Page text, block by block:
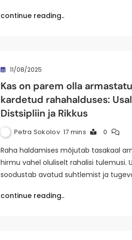
continue reading..
11/08/2025
Kas on parem olla
kardetud rahahalduses:
Distsipliin ja Rikkus
Petra Sokolov 17 mins 0
Raha haldamises mõjutab tasakaal
hirmu vahel oluliselt rahalisi tulemusi.
soodustab avatud suhtlemist ja
continue reading..